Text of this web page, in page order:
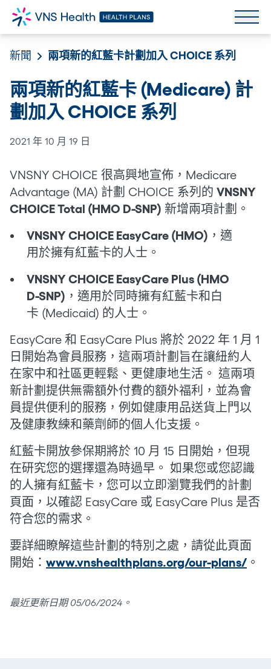
新聞 兩項新的紅藍卡計劃加入 CHOICE 系列
兩項新的紅藍卡 (Medicare) 計
劃加入 CHOICE 系列
2021 年 10 月 19 日
VNSNY CHOICE 很高興地宣佈，Medicare
Advantage (MA) 計劃 CHOICE 系列的 VNSNY
CHOICE Total (HMO D-SNP) 新增兩項計劃。
VNSNY CHOICE EasyCare (HMO) ，適
用於擁有紅藍卡的人士。
VNSNY CHOICE EasyCare Plus (HMO
D-SNP) ，適用於同時擁有紅藍卡和白
卡 (Medicaid) 的人士。
EasyCare 和 EasyCare Plus 將於 2022 年 1 月 1
日開始為會員服務，這兩項計劃旨在讓紐約人
在家中和社區更輕鬆、更健康地生活。 這兩項
新計劃提供無需額外付費的額外福利，並為會
員提供便利的服務，例如健康用品送貨上門以
及健康教練和藥劑師的個人化支援。
紅藍卡開放參保期將於 10 月 15 日開始，但現
在研究您的選擇還為時過早。 如果您或您認識
的人擁有紅藍卡，您可以立即瀏覽我們的計劃
頁面，以確認 EasyCare 或 EasyCare Plus 是否
符合您的需求。
要詳細瞭解這些計劃的特別之處，請從此頁面
開始： www.vnshealthplans.org/our-plans/ 。
最近更新日期 05/06/2024。